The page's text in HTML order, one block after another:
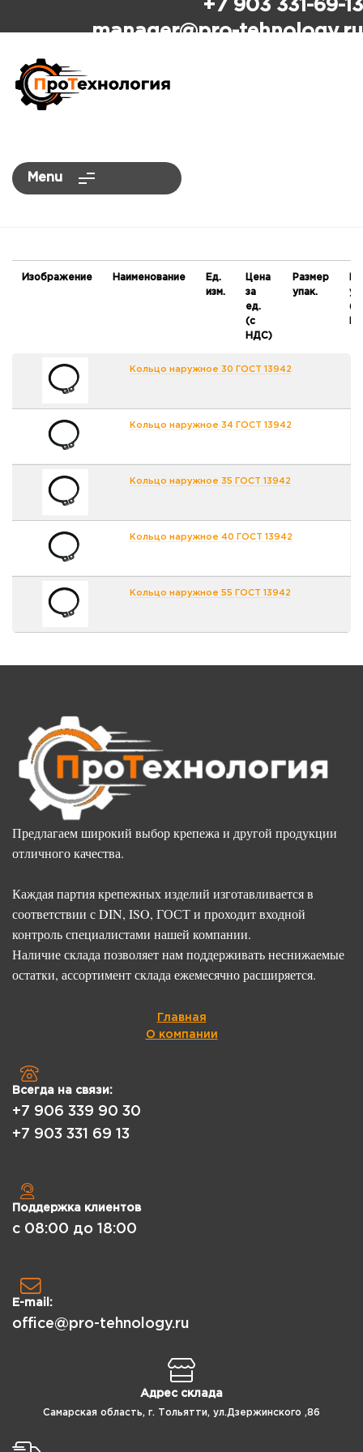
+7 903 331-69-13
manager@pro-tehnology.ru
Menu
Изображение Наименование
Ед.
изм.
Цена
за
ед.
(с
НДС)
Размер
упак.
(с
Кольцо наружное 30 ГОСТ 13942
Кольцо наружное 34 ГОСТ 13942
Кольцо наружное 35 ГОСТ 13942
Кольцо наружное 40 ГОСТ 13942
Кольцо наружное 55 ГОСТ 13942
Предлагаем широкий выбор крепежа и другой продукции
отличного качества.
Каждая партия крепежных изделий изготавливается в
соответствии с DIN, ISO, ГОСТ и проходит входной
контроль специалистами нашей компании.
Наличие склада позволяет нам поддерживать неснижаемые
остатки, ассортимент склада ежемесячно расширяется.
Главная
О компании
Всегда на связи:
+7 906 339 90 30
+7 903 331 69 13
Поддержка клиентов
с 08:00 до 18:00
E-mail:
office@pro-tehnology.ru
Адрес склада
Самарская область, г. Тольятти, ул.Дзержинского ,86